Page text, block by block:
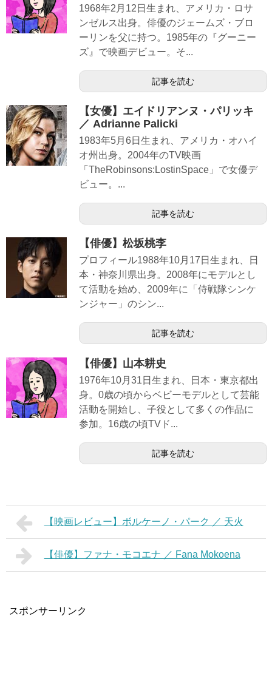
1968年2月12日生まれ、アメリカ・ロサ
ンゼルス出身。俳優のジェームズ・ブロ
ーリンを父に持つ。1985年の『グーニー
ズ』で映画デビュー。そ...
記事を読む
【女優】エイドリアンヌ・パリッキ
／ Adrianne Palicki
1983年5月6日生まれ、アメリカ・オハイ
オ州出身。2004年のTV映画
「TheRobinsons:LostinSpace」で女優デ
ビュー。...
記事を読む
【俳優】松坂桃李
プロフィール1988年10月17日生まれ、日
本・神奈川県出身。2008年にモデルとし
て活動を始め、2009年に「侍戦隊シンケ
ンジャー」のシン...
記事を読む
【俳優】山本耕史
1976年10月31日生まれ、日本・東京都出
身。0歳の頃からベビーモデルとして芸能
活動を開始し、子役として多くの作品に
参加。16歳の頃TVド...
記事を読む
【映画レビュー】ボルケーノ・パーク ／ 天火
【俳優】ファナ・モコエナ ／ Fana Mokoena
スポンサーリンク